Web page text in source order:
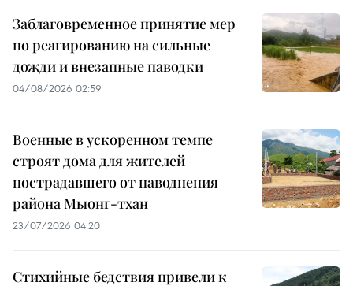
Заблаговременное принятие мер
по реагированию на сильные
дожди и внезапные паводки
04/08/2026 02:59
Военные в ускоренном темпе
строят дома для жителей
пострадавшего от наводнения
района Мыонг-тхан
23/07/2026 04:20
Стихийные бедствия привели к